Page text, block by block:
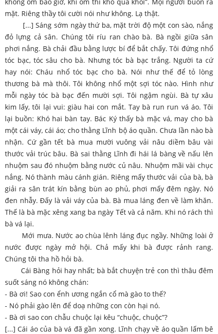
mặt. Riêng thầy tôi cười nói như không. Lạ thật.
[...] Sáng sớm ngày thứ ba, mặt trời độ một con sào, nắng
đỏ lựng cả sân. Chúng tôi ríu ran chào bà. Bà ngồi giữa sân
phơi nắng. Bà chải đầu bằng lược bí để bắt chấy. Tôi đứng nhổ
tóc bạc, tóc sâu cho bà. Nhưng tóc bà bạc trắng. Người ta cứ
hay nói: Cháu nhổ tóc bạc cho bà. Nói như thế để tỏ lòng
thương bà mà thôi. Tôi không nhổ một sợi tóc nào. Hình như
mỗi ngày tóc bà bạc đến mười sợi. Tôi ngậm ngùi. Bà tự xâu
kim lấy, tôi lại vui: giàu hai con mắt. Tay bà run run vá áo. Tôi
lại buồn: Khó hai bàn tay. Bác Ký thấy bà mặc vá, may cho bà
một cái váy, cái áo; cho thằng Lĩnh bộ áo quần. Chưa lần nào bà
nhận. Cứ gần tết bà mua mười vuông vải nâu diềm bâu vài
thước vải trúc bâu. Bà sai thằng Lĩnh đi hái lá bàng về nấu lên
nhuộm sau đó nhuộm bằng nước củ nâu. Nhuộm mãi vài chục
nắng. Nó thành màu cánh gián. Riêng mấy thước vải của bà, bà
giải ra sân trát kín bằng bùn ao phủ, phơi mấy đêm ngày. Nó
đen nhẫy. Đấy là vải váy của bà. Bà mua láng đen về làm khăn.
Thế là bà mặc xêng xang ba ngày Tết và cả năm. Khi nó rách thì
bà vá lại.
Mới mưa. Nước ao chùa lênh láng đục ngầy. Những loài ở
nước được ngày mở hội. Chả mấy khi bà được rảnh rang.
Chúng tôi tha hồ hỏi bà.
Cái Bàng hỏi hay nhất; bà bắt chuyện trẻ con thì thâu đêm
suốt sáng nó không chán:
- Bà ơi! Sao con ểnh ương ngắn cổ mà gào to thế?
- Nó phải gào lên để doạ những con còn hại nó.
- Bà ơi sao con chẫu chuộc lại kêu “chuộc, chuộc”?
[...] Cái áo của bà vá đã gần xong. Lĩnh chạy về áo quần lấm bê